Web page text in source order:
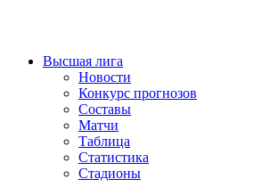
Высшая лига
Новости
Конкурс прогнозов
Составы
Матчи
Таблица
Статистика
Стадионы